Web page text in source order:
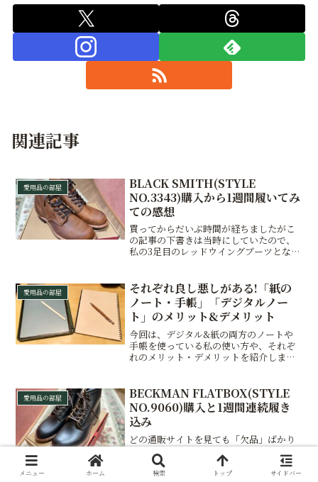
関連記事
愛用品の部屋
BLACK SMITH(STYLE
NO.3343)購入から1週間履いてみ
ての感想
買ってからだいぶ時間が経ちましたがこ
の記事の下書きは当時にしていたので、
私の3足目のレッドウイングブーツとなる
みての感想」をまとめましたのでぜひご
覧ください。
愛用品の部屋
それぞれ良し悪しがある!「紙の
ノート・手帳」「デジタルノー
ト」のメリット&デメリット
今回は、デジタル&紙の両方のノートや
手帳を使っている私の使い方や、それぞ
れのメリット・デメリットを紹介しま
たものの、結果的に両方使いをしている
私の経験をもとに、皆さんの悩み解決の
参考にしてもらえればと思います。
愛用品の部屋
BECKMAN FLATBOX(STYLE
NO.9060)購入と1週間連続履き
込み
どの通販サイトを見ても「欠品」ばかり
の中、ほしいと思ってから4日で運良く巡
回していた通販サイトで発見し、
BECKMAN FLATBOX(STYLE NO.9060)
メニュー ホーム 検索 トップ サイドバー